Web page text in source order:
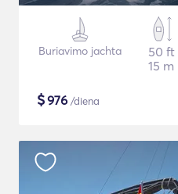
Buriavimo jachta
50 ft
15 m
$976 /diena